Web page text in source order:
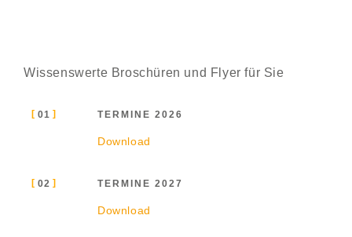
Wissenswerte Broschüren und Flyer für Sie
01 TERMINE 2026
Download
02 TERMINE 2027
Download